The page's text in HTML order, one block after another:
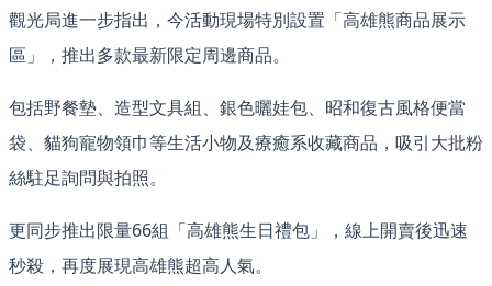
觀光局進一步指出，今活動現場特別設置「高雄熊商品展示
區」，推出多款最新限定周邊商品。
包括野餐墊、造型文具組、銀色曬娃包、昭和復古風格便當
袋、貓狗寵物領巾等生活小物及療癒系收藏商品，吸引大批粉
絲駐足詢問與拍照。
更同步推出限量66組「高雄熊生日禮包」，線上開賣後迅速
秒殺，再度展現高雄熊超高人氣。